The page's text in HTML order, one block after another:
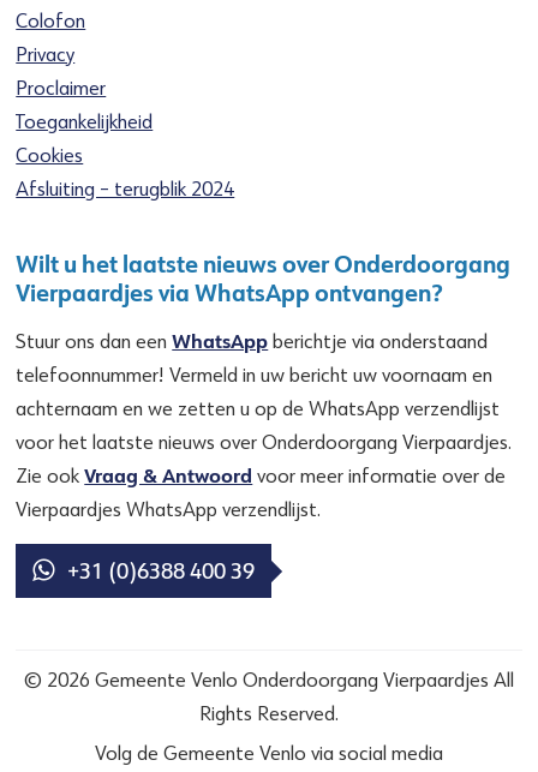
Colofon
Privacy
Proclaimer
Toegankelijkheid
Cookies
Afsluiting – terugblik 2024
Wilt u het laatste nieuws over Onderdoorgang
Vierpaardjes via WhatsApp ontvangen?
Stuur ons dan eenWhatsApp berichtje via onderstaand
telefoonnummer! Vermeld in uw bericht uw voornaam en
achternaam en we zetten u op de WhatsApp verzendlijst
voor het laatste nieuws over Onderdoorgang Vierpaardjes.
Zie ookVraag & Antwoord voor meer informatie over de
Vierpaardjes WhatsApp verzendlijst.
+31 (0)6388 400 39
© 2026 Gemeente Venlo Onderdoorgang Vierpaardjes All
Rights Reserved.
Volg de Gemeente Venlo via social media